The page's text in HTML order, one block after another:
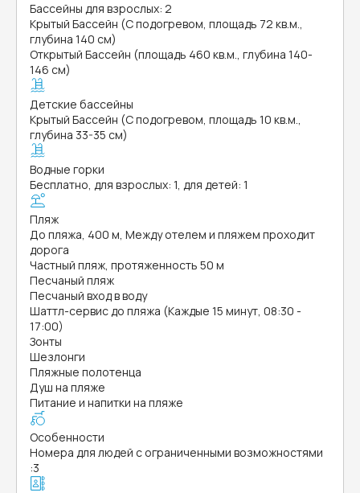
Бассейны для взрослых: 2
Крытый Бассейн (С подогревом, площадь 72 кв.м.,
глубина 140 см)
Открытый Бассейн (площадь 460 кв.м., глубина 140-
146 см)
Детские бассейны
Крытый Бассейн (С подогревом, площадь 10 кв.м.,
глубина 33-35 см)
Водные горки
Бесплатно, для взрослых: 1, для детей: 1
Пляж
До пляжа, 400 м, Между отелем и пляжем проходит
дорога
Частный пляж, протяженность 50 м
Песчаный пляж
Песчаный вход в воду
Шаттл-сервис до пляжа (Каждые 15 минут, 08:30 -
17:00)
Зонты
Шезлонги
Пляжные полотенца
Душ на пляже
Питание и напитки на пляже
Особенности
Номера для людей с ограниченными возможностями
:3